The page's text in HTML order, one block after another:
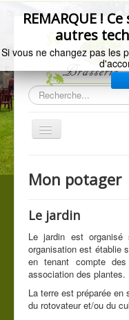
Rechercher
Basculer
Gazette de l'Arsenal
La brasserie
Distillerie artisanale
Les légumes du
C.G.V.
Mentions légales
REMARQUE !
autres
Si vous ne changez pas les
Mon potager
Le jardin
Le jardin est
organisation est établie
en tenant compte
association des plantes.
La terre est préparée
du rotovateur et/ou du
précédenteprécédent